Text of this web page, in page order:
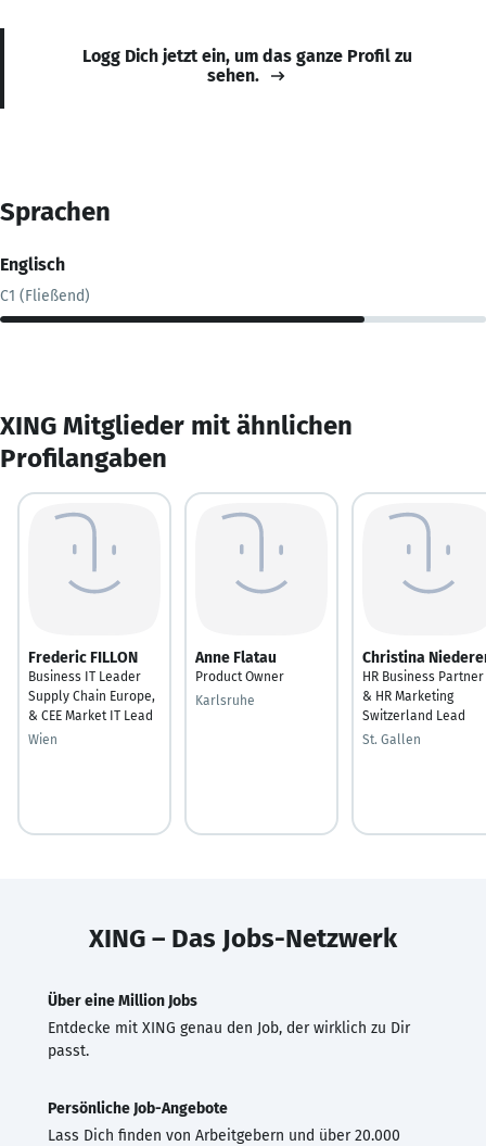
Logg Dich jetzt ein, um das ganze Profil zu
sehen.
Sprachen
Englisch
C1 (Fließend)
XING Mitglieder mit ähnlichen
Profilangaben
Frederic FILLON
Business IT Leader
Supply Chain Europe,
& CEE Market IT Lead
Wien
Anne Flatau
Product Owner
Karlsruhe
Christina
HR Business Partner
& HR Marketing
Switzerland Lead
St. Gallen
XING – Das Jobs-Netzwerk
Über eine Million Jobs
Entdecke mit XING genau den Job, der wirklich zu Dir
passt.
Persönliche Job-Angebote
Lass Dich finden von Arbeitgebern und über 20.000